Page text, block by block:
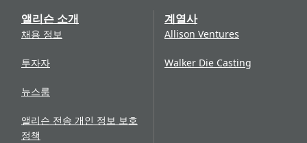
앨리슨 소개
채용 정보
투자자
뉴스룸
앨리슨 전송 개인 정보 보호
정책
계열사
Allison Ventures
Walker Die Casting